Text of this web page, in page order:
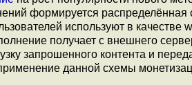
формируется распределённая
используют в качестве
получает с внешнего
запрошенного контента и
данной схемы